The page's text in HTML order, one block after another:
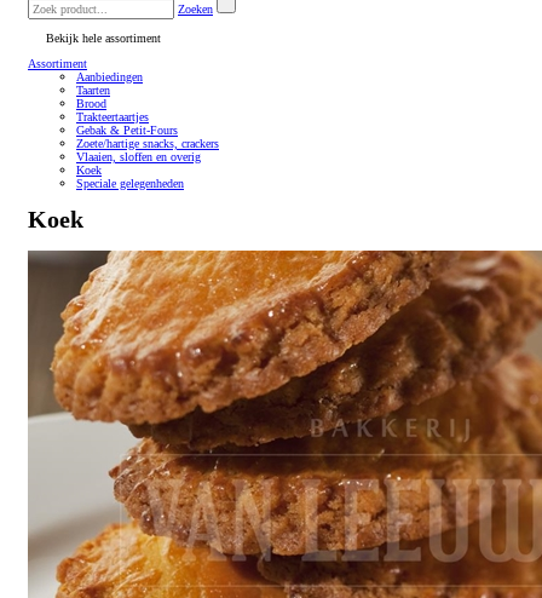
Zoeken
Bekijk hele assortiment
Assortiment
Aanbiedingen
Taarten
Brood
Trakteertaartjes
Gebak & Petit-Fours
Zoete/hartige snacks, crackers
Vlaaien, sloffen en overig
Koek
Speciale gelegenheden
Koek